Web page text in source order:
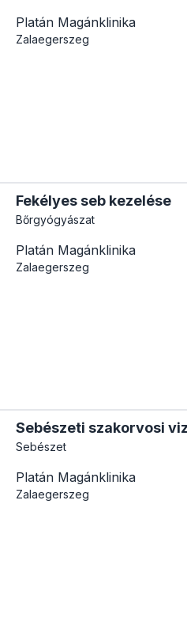
Platán Magánklinika
Zalaegerszeg
Fekélyes seb kezelése
Bőrgyógyászat
Platán Magánklinika
Zalaegerszeg
Sebészeti szakorvosi
Sebészet
Platán Magánklinika
Zalaegerszeg